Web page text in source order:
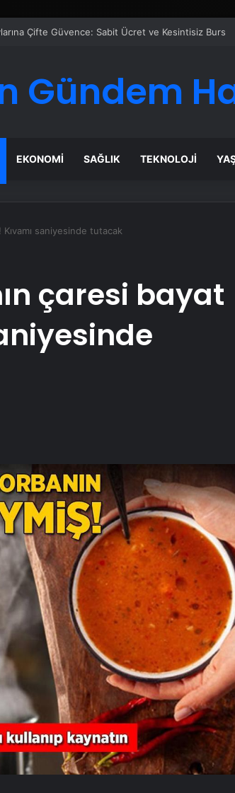
Gündem
EKONOMI SAĞLIK TEKNOLOJI
saniyesinde tutacak
çaresi bayat